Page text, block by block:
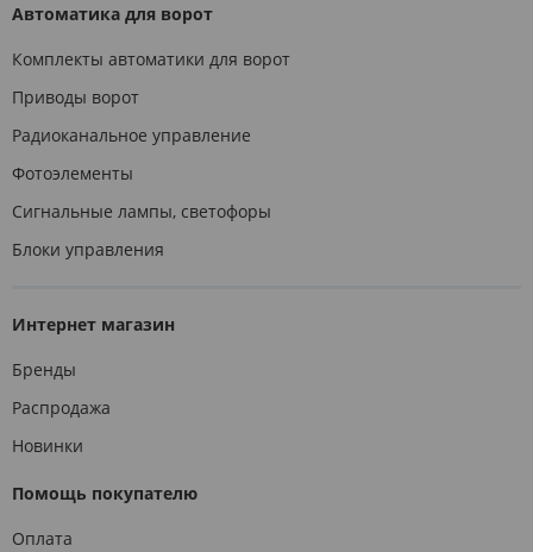
Автоматика для ворот
Комплекты автоматики для ворот
Приводы ворот
Радиоканальное управление
Фотоэлементы
Сигнальные лампы, светофоры
Блоки управления
Интернет магазин
Бренды
Распродажа
Новинки
Помощь покупателю
Оплата